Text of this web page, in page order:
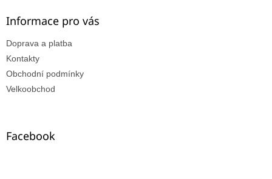
Informace pro vás
Doprava a platba
Kontakty
Obchodní podmínky
Velkoobchod
Facebook